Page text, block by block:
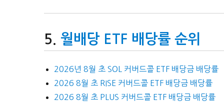
월배당 ETF 배당률 순위
2026년 8월 초 SOL 커버드콜 ETF 배당금 배당률
2026 8월 초 RISE 커버드콜 ETF 배당금 배당률
2026 8월 초 PLUS 커버드콜 ETF 배당금 배당률